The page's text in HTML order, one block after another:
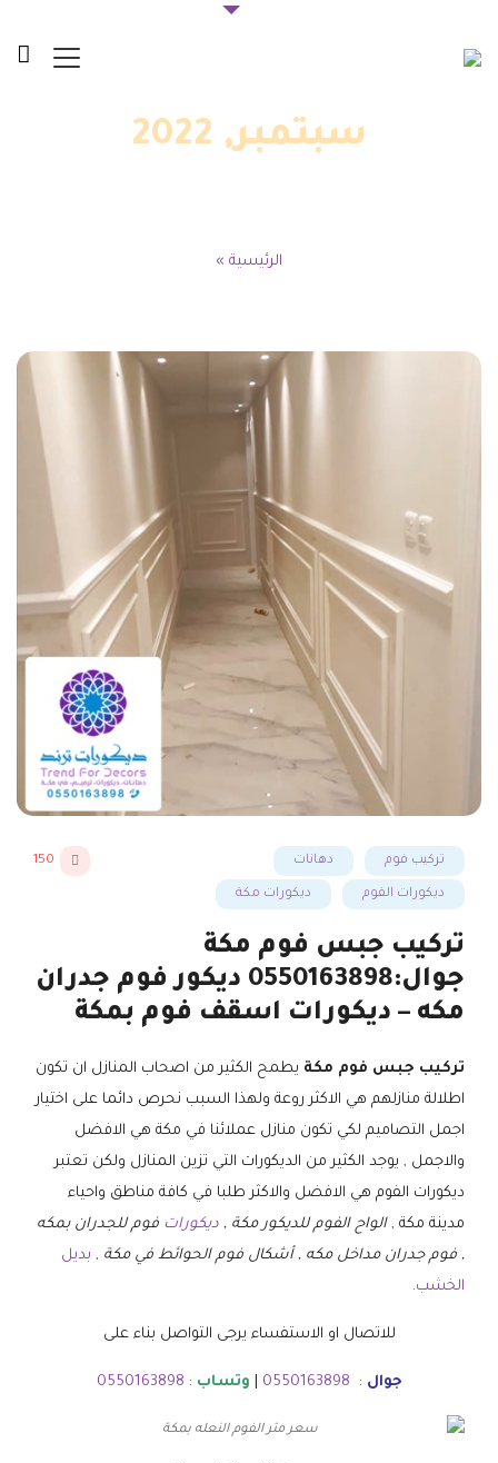
سبتمبر, 2022
الرئيسية »
تركيب فوم دهانات
ديكورات الفوم ديكورات مكة
150
تركيب جبس فوم مكة
جوال:0550163898 ديكور فوم جدران
مكه – ديكورات اسقف فوم بمكة
تركيب جبس فوم مكة يطمح الكثير من اصحاب المنازل ان تكون
اطلالة منازلهم هي الاكثر روعة ولهذا السبب نحرص دائما على اختيار
اجمل التصاميم لكي تكون منازل عملائنا في مكة هي الافضل
والاجمل , يوجد الكثير من الديكورات التي تزين المنازل ولكن تعتبر
ديكورات الفوم هي الافضل والاكثر طلبا في كافة مناطق واحياء
مدينة مكة , الواح الفوم للديكور مكة , ديكورات فوم للجدران بمكه
, فوم جدران مداخل مكه , أشكال فوم الحوائط في مكة , بديل
الخشب.
للاتصال او الاستفساء يرجى التواصل بناء على
جوال :
0550163898 وتساب :
0550163898